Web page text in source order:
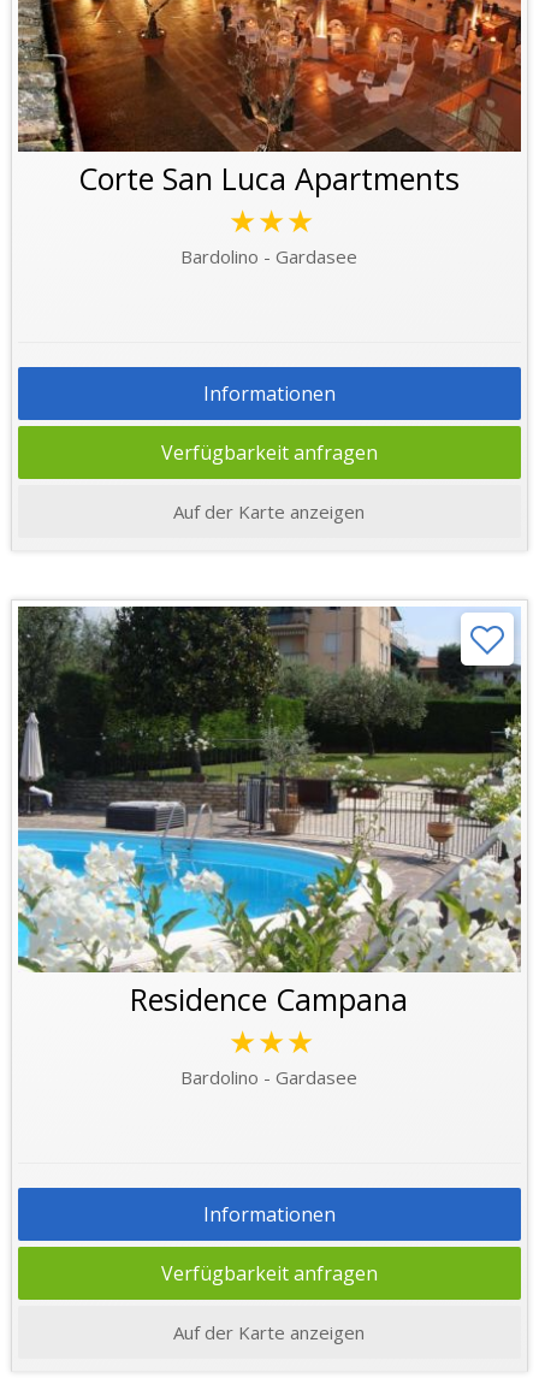
Corte San Luca Apartments
★★★
Bardolino - Gardasee
Informationen
Verfügbarkeit anfragen
Auf der Karte anzeigen
Residence Campana
★★★
Bardolino - Gardasee
Informationen
Verfügbarkeit anfragen
Auf der Karte anzeigen